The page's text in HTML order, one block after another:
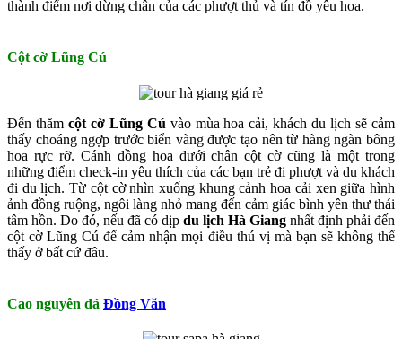
thành điểm nơi dừng chân của các phượt thủ và tín đồ yêu hoa.
Cột cờ Lũng Cú
Đến thăm cột cờ Lũng Cú vào mùa hoa cải, khách du lịch sẽ cảm
thấy choáng ngợp trước biển vàng được tạo nên từ hàng ngàn bông
hoa rực rỡ. Cánh đồng hoa dưới chân cột cờ cũng là một trong
những điểm check-in yêu thích của các bạn trẻ đi phượt và du khách
đi du lịch. Từ cột cờ nhìn xuống khung cảnh hoa cải xen giữa hình
ảnh đồng ruộng, ngôi làng nhỏ mang đến cảm giác bình yên thư thái
tâm hồn. Do đó, nếu đã có dịp du lịch Hà Giang nhất định phải đến
cột cờ Lũng Cú để cảm nhận mọi điều thú vị mà bạn sẽ không thể
thấy ở bất cứ đâu.
Cao nguyên đá Đồng Văn